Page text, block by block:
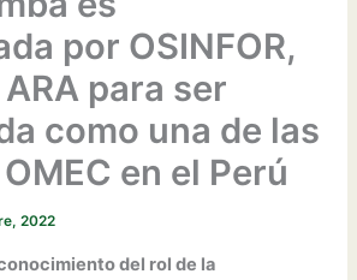
por OSINFOR,
para ser
como una de las
en el Perú
2022
del rol de la